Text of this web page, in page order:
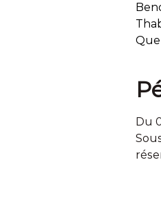
Que
Du